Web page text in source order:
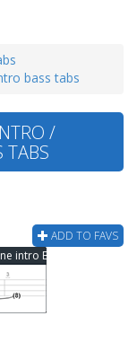
bass tabs
/
TABS
ADD TO FAVS
intro Bass Tab